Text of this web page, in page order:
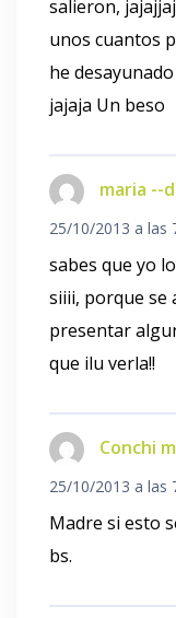
salieron,
unos cuantos
he
jajaja Un beso
maria --
25/10/2013 a las
sabes que yo
siiii, porque se
presentar
que ilu verla!!
Conchi
25/10/2013 a las
Madre si esto
bs.